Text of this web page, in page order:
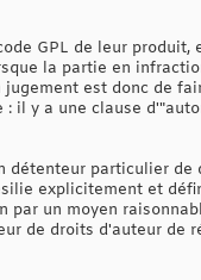
GPL de leur produit,
la partie en
est donc de
il y a une clause
détenteur particulier
explicitement et
un moyen
de droits d'auteur de